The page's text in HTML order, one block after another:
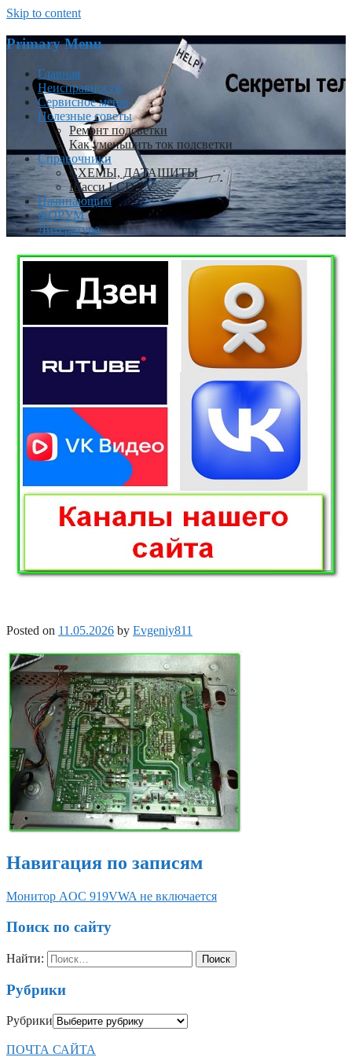
Skip to content
Primary Menu
Главная
Неисправности
Сервисное меню
Полезные советы
Ремонт подсветки
Как уменьшить ток подсветки
Справочники
СХЕМЫ, ДАТАШИТЫ
Шасси LCD TV
Начинающим
ФОРУМ
Литература
Posted on 11.05.2026 by Evgeniy811
Навигация по записям
Монитор AOC 919VWA не включается
Поиск по сайту
Найти:
Рубрики
Рубрики
ПОЧТА САЙТА